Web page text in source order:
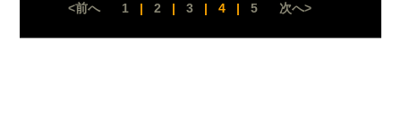
<前へ 1 | 2 | 3 | 4 | 5 次へ>